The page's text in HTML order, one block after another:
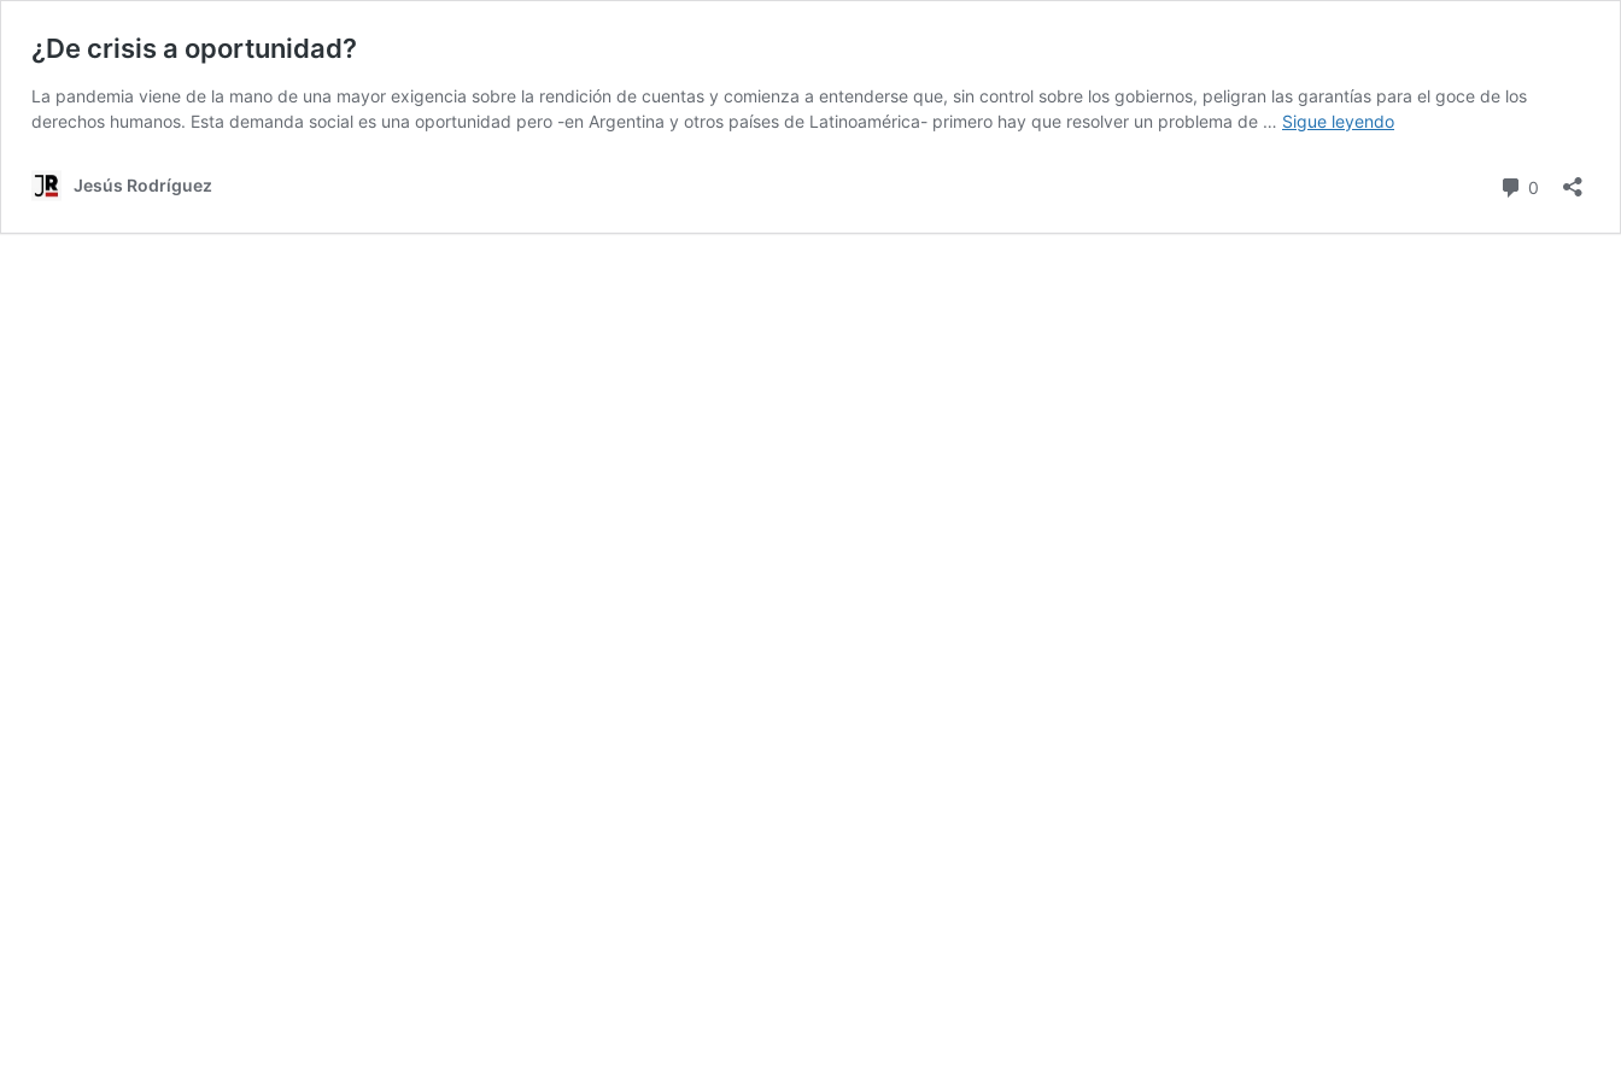
¿De crisis a oportunidad?
La pandemia viene de la mano de una mayor exigencia sobre la rendición de cuentas y comienza a entenderse que, sin control sobre los gobiernos, peligran las garantías para el goce de los
derechos humanos. Esta demanda social es una oportunidad pero -en Argentina y otros países de Latinoamérica- primero hay que resolver un problema de … Sigue leyendo¿De
Jesús Rodríguez 0